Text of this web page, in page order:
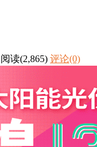
阅读(2,865) 评论(0)